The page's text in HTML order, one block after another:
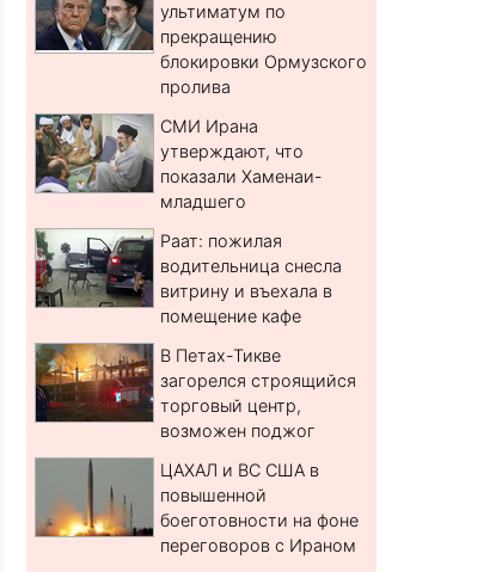
ультиматум по
прекращению
блокировки Ормузского
пролива
СМИ Ирана
утверждают, что
показали Хаменаи-
младшего
Раат: пожилая
водительница снесла
витрину и въехала в
помещение кафе
В Петах-Тикве
загорелся строящийся
торговый центр,
возможен поджог
ЦАХАЛ и ВС США в
повышенной
боеготовности на фоне
переговоров с Ираном